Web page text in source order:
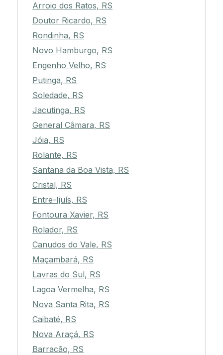
Arroio dos Ratos, RS
Doutor Ricardo, RS
Rondinha, RS
Novo Hamburgo, RS
Engenho Velho, RS
Putinga, RS
Soledade, RS
Jacutinga, RS
General Câmara, RS
Jóia, RS
Rolante, RS
Santana da Boa Vista, RS
Cristal, RS
Entre-Ijuís, RS
Fontoura Xavier, RS
Rolador, RS
Canudos do Vale, RS
Maçambará, RS
Lavras do Sul, RS
Lagoa Vermelha, RS
Nova Santa Rita, RS
Caibaté, RS
Nova Araçá, RS
Barracão, RS